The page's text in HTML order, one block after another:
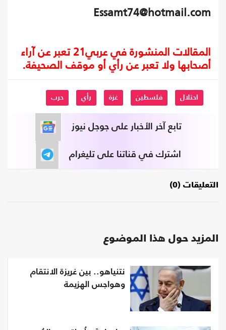
Essamt74@hotmail.com
المقالات المنشورة في عربي21 تعبر عن آراء
أصحابها ولا تعبر عن رأي أو موقف الصحيفة.
احتلال فلسطين غزة رأي حرب
تابع آخر الأخبار على جوجل نيوز
اشترك في قناتنا على تليغرام
التعليقات (0)
المزيد حول هذا الموضوع
نتنياهو.. بين غريزة الانتقام
وهواجس الهزيمة